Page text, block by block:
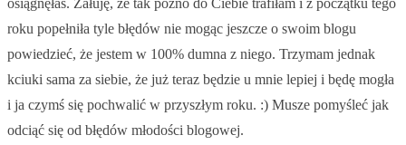
osiągnęłaś. Żałuję, że tak późno do Ciebie trafiłam i z początku tego
roku popełniła tyle błędów nie mogąc jeszcze o swoim blogu
powiedzieć, że jestem w 100% dumna z niego. Trzymam jednak
kciuki sama za siebie, że już teraz będzie u mnie lepiej i będę mogła
i ja czymś się pochwalić w przyszłym roku. :) Musze pomyśleć jak
odciąć się od błędów młodości blogowej.